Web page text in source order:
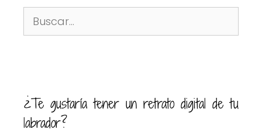
¿Te gustaría tener un retrato digital de tu
labrador?